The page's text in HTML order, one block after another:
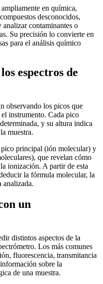
en química,
desconocidos,
analizar contaminantes o
Su precisión lo convierte en
para el análisis químico
espectros de
observando los picos que
instrumento. Cada pico
y su altura indica
muestra.
principal (ión molecular) y
que revelan cómo
ionización. A partir de esta
la fórmula molecular, la
analizada.
un
distintos aspectos de la
Los más comunes
fluorescencia, transmitancia
sobre la
de una muestra.